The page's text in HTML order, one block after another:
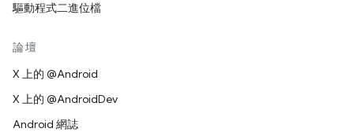
驅動程式二進位檔
論壇
X 上的 @Android
X 上的 @AndroidDev
Android 網誌